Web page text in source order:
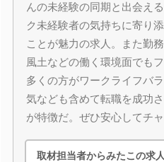
んの未経験の同期と出会え
ク未経験者の気持ちに寄り
ことが魅力の求人。また勤
風土などの働く環境面でも
多くの方がワークライフバ
気なども含めて転職を成功
が特徴だ。ぜひ安心してチ
取材担当者からみたこの求